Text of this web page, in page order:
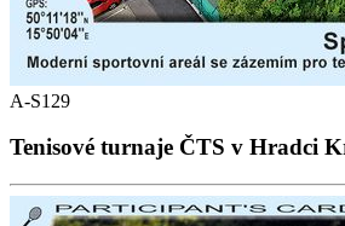
A-S129
Tenisové turnaje ČTS v Hradci